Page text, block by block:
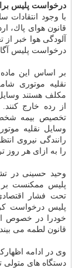
درخواست پلیس
قانون هوای پاك،
آلودگی هوا خبر
درخواست پلیس
بر اساس این
نقلیه موتوری
مكلف هستند
از رده خارج
تخصیص بیمه
وسایل نقلیه
رانندگی نیروی
را به ازای هر روز
وحید حسینی در
تحت فشار
پلیس درخواست
خودرا در خصوص
قانون لطمه می بیند
وی در ادامه
دستگاه های متولی